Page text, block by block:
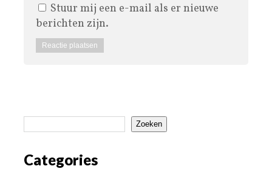
Stuur mij een e-mail als er nieuwe
berichten zijn.
Zoeken
Categories